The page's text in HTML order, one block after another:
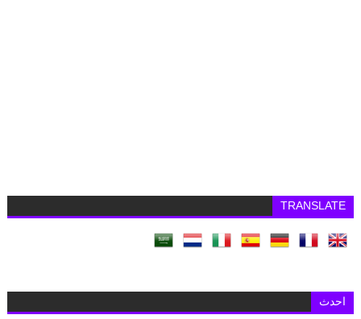
TRANSLATE
احدث